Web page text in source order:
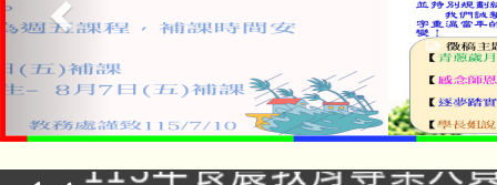
淨零綠生活教案入校路
會
115年食農教育專業人